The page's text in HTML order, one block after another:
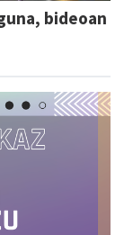
bideoan